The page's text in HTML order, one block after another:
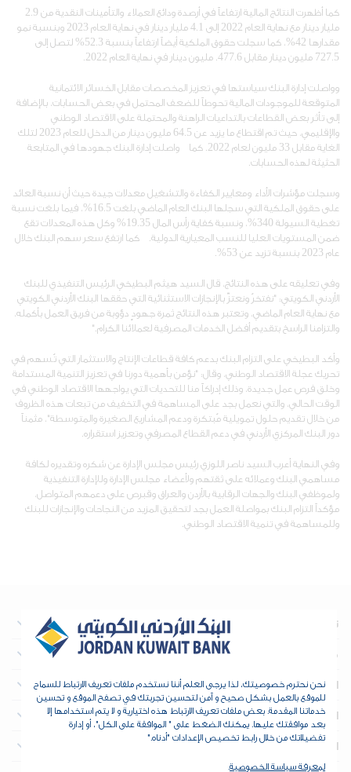
كما أظهرت النتائج المالية ارتفاعاً في أرصدة ودائع العملاء والتأمينات النقدية من 2.9
مليار دينار مع نهاية العام 2022 إلى 4.1 مليار دينار في نهاية العام 2023 وبنسبة نمو
مقدارها 42%، كما سجلت حقوق الملكية أيضاً ارتفاعاً بنسبة 52.3% لتصل إلى
727.5 مليون دينار مقابل 477.6. مليون دينار في نهاية العام 2022.
وواصلت إدارة البنك سياستها في تعزيز المخصصات مقابل الخسائر الائتمانية
المتوقعة للموجودات المالية تحوطاً للضعف المحتمل في بعض الحسابات، بالإضافة
إلى تأثر بعض القطاعات بالتداعيات الراهنة والمحتملة على الاقتصاد الوطني
والإقليمي، حيث تم اقتطاع ما يزيد عن 64.5 مليون دينار من الدخل للعام 2023 لتلك
الغاية مقابل 33 مليون لعام 2022. كما واصلت إدارة البنك جهودها في المتابعة
الحثيثة لهذه الحسابات.
وسجلت مؤشرات الأداء ومعايير الكفاءة والتشغيل معدلات جيدة حيث أن نسبة العائد
على حقوق الملكية التي سجلها البنك العام الماضي بلغت 16.5%، فيما بلغت نسبة
تغطية السيولة 340%، ونسبة كفاية رأس المال 19.35% وكل هذه المعدلات تقع
ضمن المستويات العليا للنسب المعيارية الدولية. كما ارتفع سعر سهم البنك خلال
عام 2023 بنسبة تزيد عن 53%.
وفي تعليقه على هذه النتائج، قال السيد هيثم البطيخي الرئيس التنفيذي للبنك
الأردني الكويتي: "نفتخرُ ونعتزّ بالإنجازات الاستثنائية التي حققها البنك الأردني الكويتي
مع نهاية العام الماضي، وتعتبر هذه النتائج ثمرة جهودٍ دؤوبة من فريق العمل بأكمله،
والتزامنا الراسخ بتقديم أفضل الخدمات المصرفية لعملائنا الكرام."
وأكد البطيخي على التزام البنك بدعم كافة قطاعات الإنتاج والاستثمار التي تُسهم في
تحريك عجلة الاقتصاد الوطني، وقال: "نؤمن بأهمية دورنا في تعزيز التنمية المستدامة
وخلق فرص عمل جديدة، وذلك إدراكاً منا للتحديات التي يواجهها الاقتصاد الوطني في
الوقت الحالي، والتي نعمل بجد على المساهمة في التخفيف من تبعات هذه الظروف
من خلال تقديم حلول تمويلية مُبتكرة ودعم المشاريع الصغيرة والمتوسطة"، مثمناً
دور البنك المركزي الأردني في دعم القطاع المصرفي وتعزيز استقراره.
وفي النهاية أعرب السيد ناصر اللوزي رئيس مجلس الإدارة عن شكره وتقديره لكافة
مساهمي البنك وعملائه على ثقتهم ولأعضاء مجلس الإدارة وللإدارة التنفيذية
ولموظفي البنك والجهات الرقابية بالأردن والعراق وقبرص على دعمهم المتواصل،
مؤكداً التزام البنك بمواصلة العمل بجد لتحقيق المزيد من النجاحات والإنجازات للبنك
وللمساهمة في تنمية الاقتصاد الوطني.
نبذة عن البنك
معلومات تهم المستثمرين
العقارات
الخزينة والمؤسسات المالية
الأدوات والدعم
نحن نحترم خصوصيتك، لذا يرجى العلم أننا نستخدم ملفات تعريف الارتباط للسماح
للموقع بالعمل بشكل صحيح و آمن لتحسين تجربتك في تصفح الموقع و تحسين
خدماتنا المقدمة. بعض ملفات تعريف الارتباط هذه اختيارية و لا يتم استخدامها إلا
بعد موافقتك عليها. يمكنك الضغط على " الموافقة على الكل"، أو إدارة
تفضيلاتك من خلال رابط تخصيص الإعدادات "أدناه."
لمعرفة سياسة الخصوصية.